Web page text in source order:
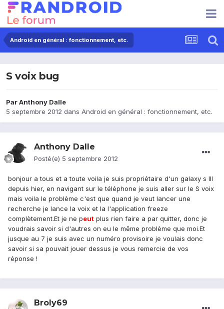
Android en général : fonctionnement, etc.
S voix bug
ParAnthony Dalle
5 septembre 2012 dans Android en général : fonctionnement, etc.
Anthony Dalle
Posté(e) 5 septembre 2012
bonjour a tous et a toute voila je suis propriétaire d'un galaxy s III
depuis hier, en navigant sur le téléphone je suis aller sur le S voix
mais voila le problème c'est que quand je veut lancer une
recherche je lance la voix et la l'application freeze
complètement.Et je ne peut plus rien faire a par quitter, donc je
voudrais savoir si d'autres on eu le même problème que moi.Et
jusque au 7 je suis avec un numéro provisoire je voulais donc
savoir si sa pouvait jouer dessus je vous remercie de vos
réponse !
Broly69